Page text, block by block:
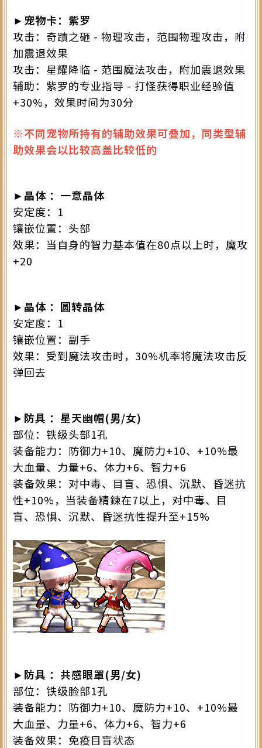
►宠物卡：紫罗
攻击：奇蹟之砸 - 物理攻击，范围物理攻击，附
加震退效果
攻击：星耀降临 - 范围魔法攻击，附加震退效果
辅助：紫罗的专业指导 - 打怪获得职业经验值
+30%，效果时间为30分
※不同宠物所持有的辅助效果可叠加，同类型辅
助效果会以比较高盖比较低的
►晶体 ：一意晶体
安定度：1
镶嵌位置：头部
效果：当自身的智力基本值在80点以上时，魔攻
+20
►晶体 ：圆转晶体
安定度：1
镶嵌位置：副手
效果：受到魔法攻击时，30%机率将魔法攻击反
弹回去
►防具 ：星天幽帽(男/女)
部位：铁级头部1孔
装备能力：防御力+10、魔防力+10、+10%最
大血量、力量+6、体力+6、智力+6
装备效果：对中毒、目盲、恐惧、沉默、昏迷抗
性+10%，当装备精鍊在7以上，对中毒、目
盲、恐惧、沉默、昏迷抗性提升至+15%
►防具 ：共感眼罩(男/女)
部位：铁级脸部1孔
装备能力：防御力+10、魔防力+10、+10%最
大血量、力量+6、体力+6、智力+6
装备效果：免疫目盲状态